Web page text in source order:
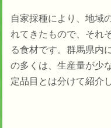
自家採種により、地域
れてきたもので、それ
る食材です。群馬県内
の多くは、生産量が少
定品目とは分けて紹介